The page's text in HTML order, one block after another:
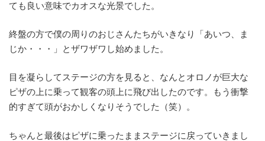
ても良い意味でカオスな光景でした。
終盤の方で僕の周りのおじさんたちがいきなり「あいつ、ま
じか・・・」とザワザワし始めました。
目を凝らしてステージの方を見ると、なんとオロノが巨大な
ピザの上に乗って観客の頭上に飛び出したのです。もう衝撃
的すぎて頭がおかしくなりそうでした（笑）。
ちゃんと最後はピザに乗ったままステージに戻っていきまし